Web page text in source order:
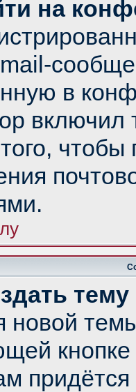
на
в
чтобы
новой
придётся